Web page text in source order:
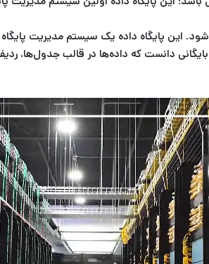
دانست که داده‌ها در قالب جدول‌ها،